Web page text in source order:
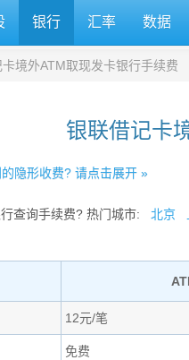
银行 汇率 数据
境外ATM取现发卡银行手续费
银联借记卡
隐形收费? 请点击展开 »
查询手续费? 热门城市: 北京
12元/笔
免费